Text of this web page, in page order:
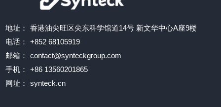
地址：
香港油尖旺区尖东科学馆道14号 新文华中心A座9楼
电话：
+852 68105919
邮箱：
contact@synteckgroup.com
手机：
+86 13560201865
网址：
synteck.cn